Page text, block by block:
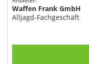
Waffen Frank GmbH
Alljagd-Fachgeschäft